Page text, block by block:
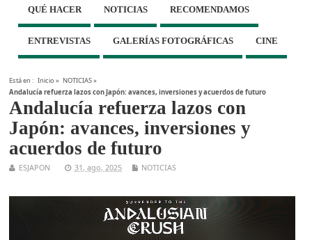
QUÉ HACER NOTICIAS RECOMENDAMOS
ENTREVISTAS GALERÍAS FOTOGRÁFICAS CINE
Está en : Inicio» NOTICIAS»
Andalucía refuerza lazos con Japón: avances, inversiones y acuerdos de futuro
Andalucía refuerza lazos con
Japón: avances, inversiones y
acuerdos de futuro
ESJAPON 31, ago, 2025 NOTICIAS